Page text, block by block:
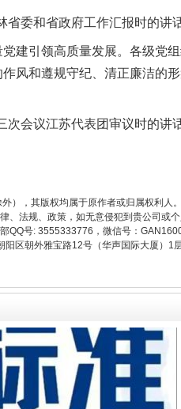
委和省政府工作汇报时的讲
引领高质量发展。各级党
风和遵规守纪、清正廉洁的
会议江苏代表团审议时的讲
），其版权均属于原作者或归属权利
、法规、政策，如无意侵犯到贵公司或
QQ号: 3555333776，微信号：
区朝外雅宝路12号（华声国际大厦）1
一批国家标准开始实施